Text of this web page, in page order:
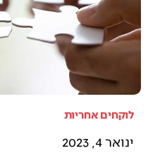
לוקחים אחריות
ינואר 4, 2023